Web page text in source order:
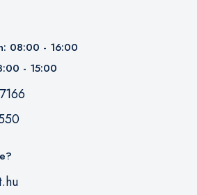
08:00 - 16:00
- 15:00